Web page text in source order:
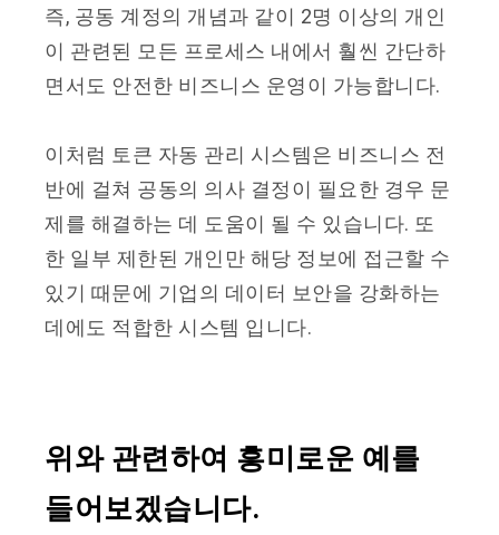
즉, 공동 계정의 개념과 같이 2명 이상의 개인
이 관련된 모든 프로세스 내에서 훨씬 간단하
면서도 안전한 비즈니스 운영이 가능합니다.
이처럼 토큰 자동 관리 시스템은 비즈니스 전
반에 걸쳐 공동의 의사 결정이 필요한 경우 문
제를 해결하는 데 도움이 될 수 있습니다. 또
한 일부 제한된 개인만 해당 정보에 접근할 수
있기 때문에 기업의 데이터 보안을 강화하는
데에도 적합한 시스템 입니다.
위와 관련하여 흥미로운 예를
들어보겠습니다.